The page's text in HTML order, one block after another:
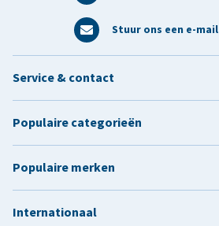
Stuur ons een e-mail
Service & contact
Populaire categorieën
Populaire merken
Internationaal